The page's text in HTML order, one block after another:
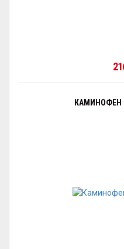
КАМИНОФЕН